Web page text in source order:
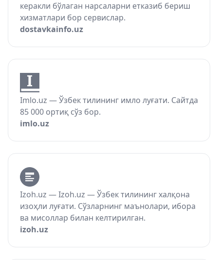
керакли бўлаган нарсаларни етказиб бериш
хизматлари бор сервислар.
dostavkainfo.uz
Imlo.uz — Ўзбек тилининг имло луғати. Сайтда
85 000 ортиқ сўз бор.
imlo.uz
Izoh.uz — Izoh.uz — Ўзбек тилининг халқона
изоҳли луғати. Сўзларнинг маънолари, ибора
ва мисоллар билан келтирилган.
izoh.uz